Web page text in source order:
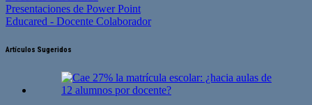
Presentaciones de Power Point
Educared - Docente Colaborador
Artículos Sugeridos